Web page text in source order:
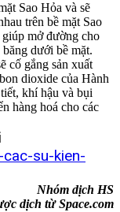
Sao Hỏa và sẽ
trên bề mặt Sao
mở đường cho
dưới bề mặt.
cố gắng sản xuất
dioxide của Hành
khí hậu và bụi
hàng hoá cho các
su-kien-
Nhóm dịch HS
dịch từ Space.com